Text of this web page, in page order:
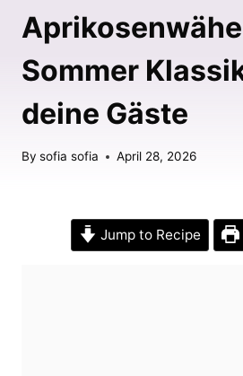
Sommer
deine Gäste
By sofia sofia April 28, 2026
Jump to Recipe